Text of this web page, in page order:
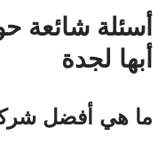
أسئلة شائعة
أبها لجدة
ما هي أفضل